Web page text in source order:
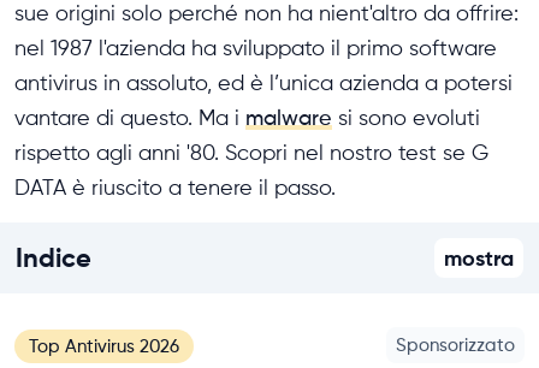
sue origini solo perché non ha nient'altro da offrire:
nel 1987 l'azienda ha sviluppato il primo software
antivirus in assoluto, ed è l’unica azienda a potersi
vantare di questo. Ma i malware si sono evoluti
rispetto agli anni '80. Scopri nel nostro test se G
DATA è riuscito a tenere il passo.
Indice mostra
Top Antivirus 2026 Sponsorizzato